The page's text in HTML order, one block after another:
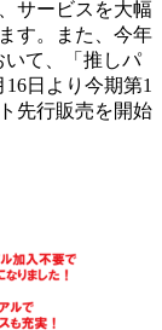
サービスを大幅
す。また、今年
いて、「推しパ
日より今期第1
先行販売を開始